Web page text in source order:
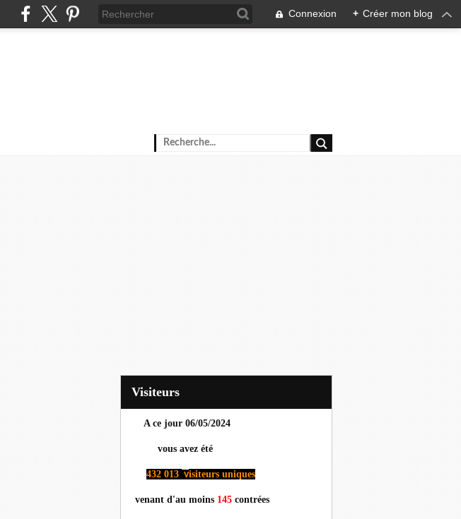
Connexion + Créer mon blog
Visiteurs
A ce jour 06/05/2024
vous avez été
432 013 visiteurs uniques
venant d'au moins 145 contrées